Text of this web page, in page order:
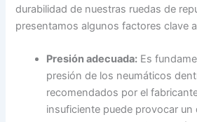
durabilidad de nuestras ruedas de
presentamos algunos factores clave
Presión adecuada: Es
presión de los neumáticos
recomendados por el
insuficiente puede provocar un